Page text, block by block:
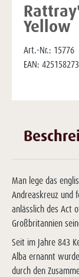
Yellow
Art.-Nr.: 15776
EAN:
Man lege das
Andreaskreuz und
anlässlich des Act
Großbritannien
Seit im Jahre 843
Alba ernannt
durch den